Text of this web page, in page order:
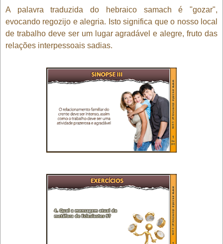
A palavra traduzida do hebraico samach é "gozar",
evocando regozijo e alegria. Isto significa que o nosso local
de trabalho deve ser um lugar agradável e alegre, fruto das
relações interpessoais sadias.